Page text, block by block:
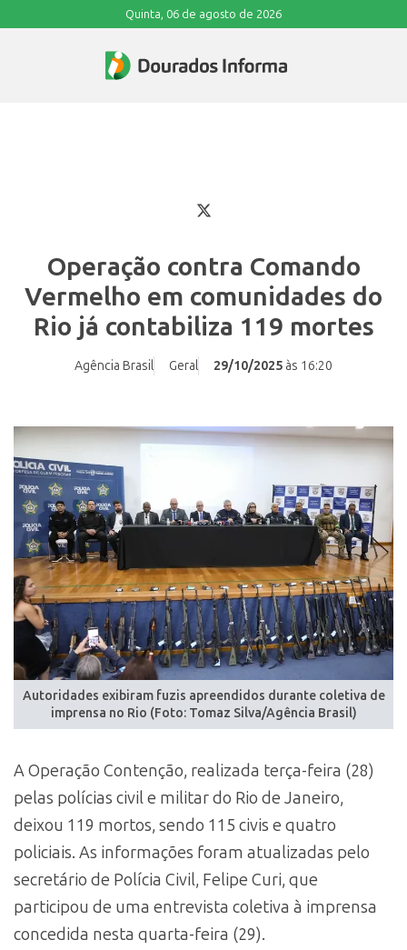
Quinta, 06 de agosto de 2026
Operação contra Comando
Vermelho em comunidades do
Rio já contabiliza 119 mortes
Agência Brasil Geral 29/10/2025 às 16:20
Autoridades exibiram fuzis apreendidos durante coletiva de
imprensa no Rio (Foto: Tomaz Silva/Agência Brasil)
A Operação Contenção, realizada terça-feira (28)
pelas polícias civil e militar do Rio de Janeiro,
deixou 119 mortos, sendo 115 civis e quatro
policiais. As informações foram atualizadas pelo
secretário de Polícia Civil, Felipe Curi, que
participou de uma entrevista coletiva à imprensa
concedida nesta quarta-feira (29).